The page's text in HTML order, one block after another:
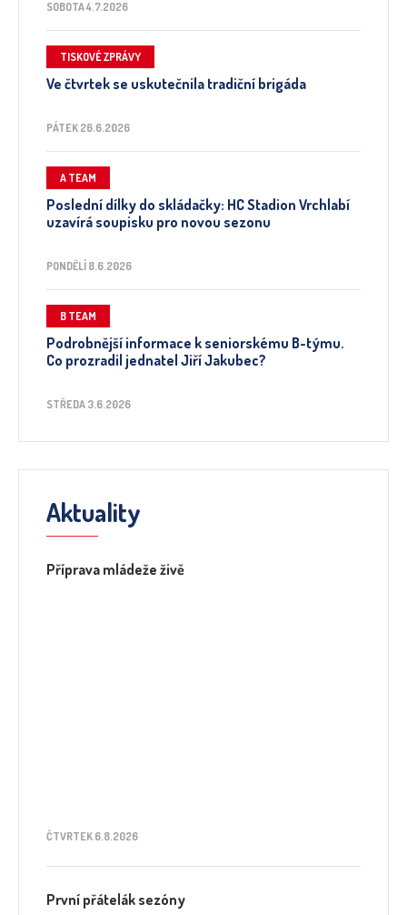
SOBOTA 4.7.2026
TISKOVÉ ZPRÁVY
Ve čtvrtek se uskutečnila tradiční brigáda
PÁTEK 26.6.2026
A TEAM
Poslední dílky do skládačky: HC Stadion Vrchlabí
uzavírá soupisku pro novou sezonu
PONDĚLÍ 8.6.2026
B TEAM
Podrobnější informace k seniorskému B-týmu.
Co prozradil jednatel Jiří Jakubec?
STŘEDA 3.6.2026
Aktuality
Příprava mládeže živě
ČTVRTEK 6.8.2026
První přátelák sezóny